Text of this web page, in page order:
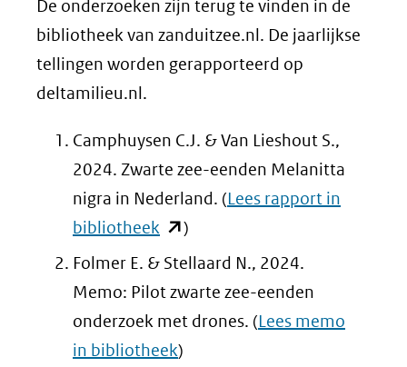
De onderzoeken zijn terug te vinden in de
bibliotheek van zanduitzee.nl. De jaarlijkse
tellingen worden gerapporteerd op
deltamilieu.nl.
Camphuysen C.J. & Van Lieshout S.,
2024. Zwarte zee-eenden Melanitta
nigra in Nederland. (Lees rapport in
bibliotheek (opent
in
nieuw
venster)
(verwijst
)
Folmer E. & Stellaard N., 2024.
Memo: Pilot zwarte zee-eenden
onderzoek met drones. (Lees memo
in bibliotheek)